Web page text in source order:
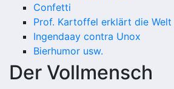
Confetti
Prof. Kartoffel erklärt die Welt
Ingendaay contra Unox
Bierhumor usw.
Der Vollmensch